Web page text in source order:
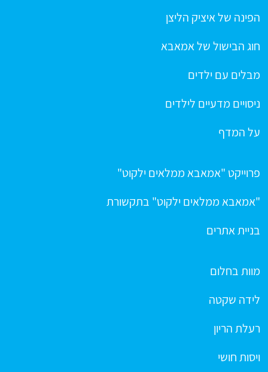
הפינה של איציק הליצן
חוג הבישול של אמאבא
מבלים עם ילדים
ניסויים מדעיים לילדים
על המדף
פרוייקט "אמאבא ממלאים ילקוט"
"אמאבא ממלאים ילקוט" בתקשורת
בניית אתרים
מוות בחלום
לידה שקטה
רעלת הריון
ויסות חושי